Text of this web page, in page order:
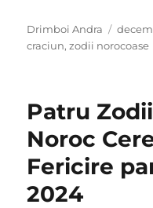
Author
Drimboi Andra
Posted
on
craciun,zodii norocoase
Patru
Noroc
Fericire
2024